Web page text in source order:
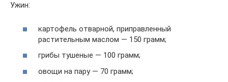
Ужин:
картофель отварной, приправленный
растительным маслом — 150 грамм;
грибы тушеные — 100 грамм;
овощи на пару — 70 грамм;